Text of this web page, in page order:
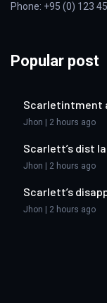
Phone: +95 (0) 123
Popular post
Scarletintment
Jhon | 2 hours ago
Scarlett’s dist
Jhon | 2 hours ago
Scarlett’s
Jhon | 2 hours ago